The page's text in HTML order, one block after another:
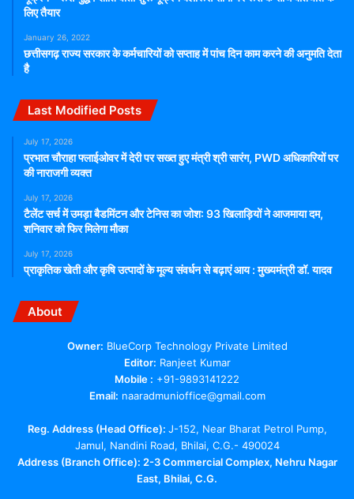
लिए तैयार
January 26, 2022
छत्तीसगढ़ राज्य सरकार के कर्मचारियों को सप्ताह में पांच दिन काम करने की अनुमति देता
है
Last Modified Posts
July 17, 2026
प्रभात चौराहा फ्लाईओवर में देरी पर सख्त हुए मंत्री श्री सारंग, PWD अधिकारियों पर
की नाराजगी व्यक्त
July 17, 2026
टैलेंट सर्च में उमड़ा बैडमिंटन और टेनिस का जोश: 93 खिलाड़ियों ने आजमाया दम,
शनिवार को फिर मिलेगा मौका
July 17, 2026
प्राकृतिक खेती और कृषि उत्पादों के मूल्य संवर्धन से बढ़ाएं आय : मुख्यमंत्री डॉ. यादव
About
Owner: BlueCorp Technology Private Limited
Editor: Ranjeet Kumar
Mobile : +91-9893141222
Email: naaradmunioffice@gmail.com
Reg. Address (Head Office): J-152, Near Bharat Petrol Pump,
Jamul, Nandini Road, Bhilai, C.G.- 490024
Address (Branch Office): 2-3 Commercial Complex, Nehru Nagar
East, Bhilai, C.G.